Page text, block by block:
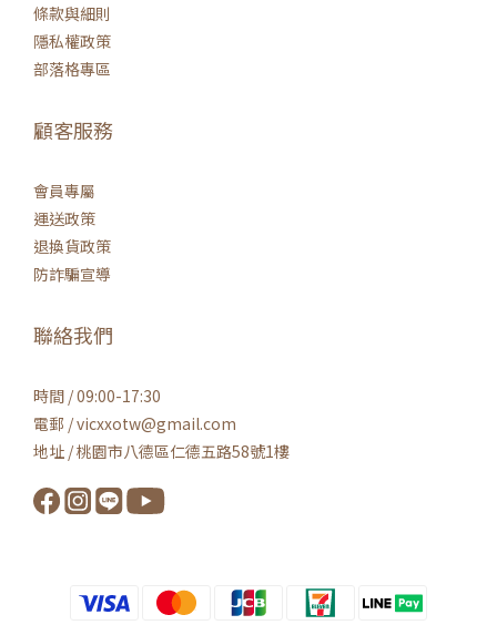
條款與細則
隱私權政策
部落格專區
顧客服務
會員專屬
運送政策
退換貨政策
防詐騙宣導
聯絡我們
時間 / 09:00-17:30
電郵 / vicxxotw@gmail.com
地址 / 桃園市八德區仁德五路58號1樓